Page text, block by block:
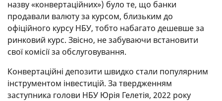
назву «конвертаційних») було те, що банки
продавали валюту за курсом, близьким до
офіційного курсу НБУ, тобто набагато дешевше за
ринковий курс. Звісно, не забуваючи встановити
свої комісії за обслуговування.
Конвертаційні депозити швидко стали популярним
інструментом інвестицій. За твердженням
заступника голови НБУ Юрія Гелетія, 2022 року